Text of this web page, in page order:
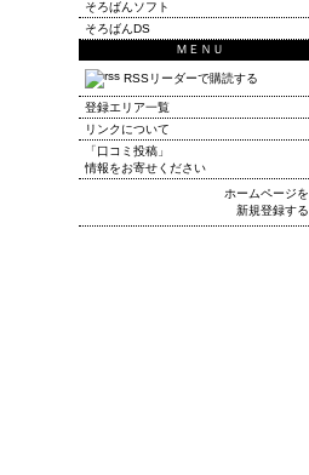
そろばんソフト
そろばんDS
ＭＥＮＵ
RSSリーダーで購読する
登録エリア一覧
リンクについて
「口コミ投稿」
情報をお寄せください
ホームページを
新規登録する